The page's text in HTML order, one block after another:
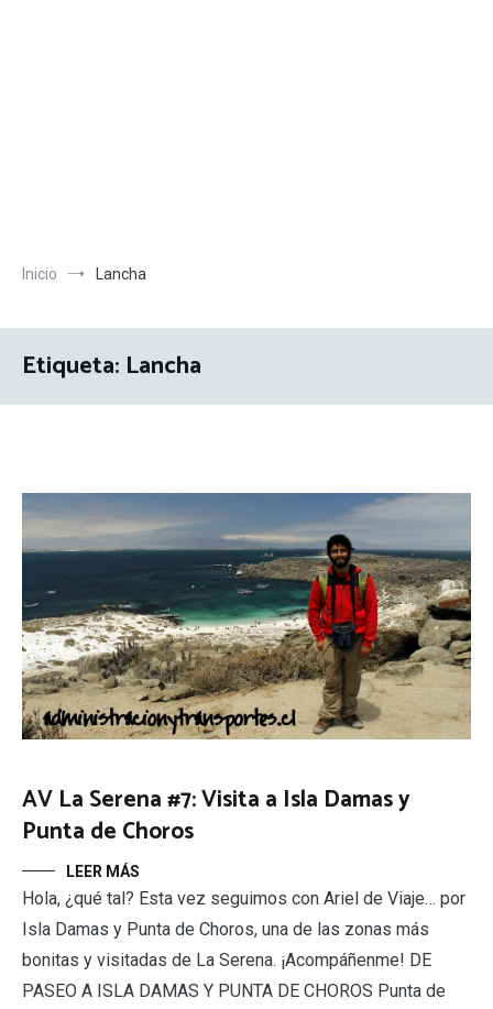
Inicio Lancha
Etiqueta: Lancha
AV La Serena #7: Visita a Isla Damas y
Punta de Choros
LEER MÁS
Hola, ¿qué tal? Esta vez seguimos con Ariel de Viaje… por
Isla Damas y Punta de Choros, una de las zonas más
bonitas y visitadas de La Serena. ¡Acompáñenme! DE
PASEO A ISLA DAMAS Y PUNTA DE CHOROS Punta de